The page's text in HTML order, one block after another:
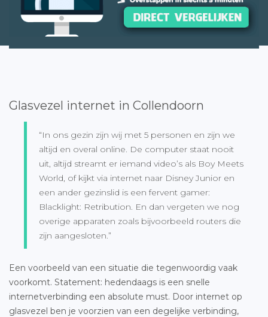
Glasvezel internet in Collendoorn
“In ons gezin zijn wij met 5 personen en zijn we
altijd en overal online. De computer staat nooit
uit, altijd streamt er iemand video’s als Boy Meets
World, of kijkt via internet naar Disney Junior en
een ander gezinslid is een fervent gamer:
Blacklight: Retribution. En dan vergeten we nog
overige apparaten zoals bijvoorbeeld routers die
zijn aangesloten.”
Een voorbeeld van een situatie die tegenwoordig vaak
voorkomt. Statement: hedendaags is een snelle
internetverbinding een absolute must. Door internet op
glasvezel ben je voorzien van een degelijke verbinding,